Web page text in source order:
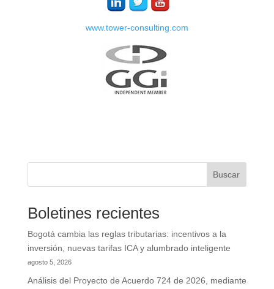
www.tower-consulting.com
Buscar
Boletines recientes
Bogotá cambia las reglas tributarias: incentivos a la
inversión, nuevas tarifas ICA y alumbrado inteligente
agosto 5, 2026
Análisis del Proyecto de Acuerdo 724 de 2026, mediante